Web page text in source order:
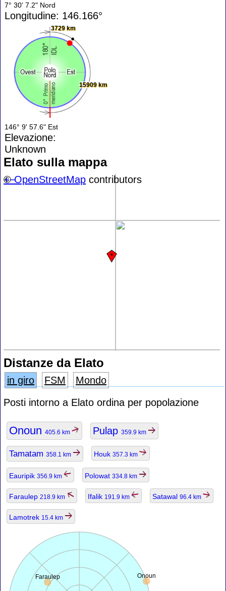
7° 30' 7.2" Nord
Longitudine: 146.166°
15909 km
3729 km
146° 9' 57.6" Est
Elevazione:
Unknown
Elato sulla mappa
+−
©OpenStreetMap contributors
Distanze da Elato
in giro FSM
Mondo
Posti intorno a Elato ordina per popolazione
Onoun 405.6 km Pulap 359.9 km
Tamatam 358.1 km Houk 357.3 km
Eauripik 356.9 km Polowat 334.8 km
Faraulep 218.9 km Ifalik 191.9 km Satawal 96.4 km
Lamotrek 15.4 km
Onoun
Faraulep